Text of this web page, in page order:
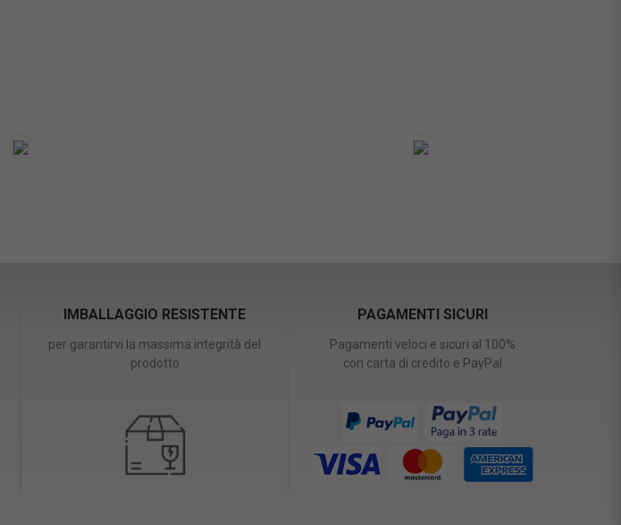
IMBALLAGGIO RESISTENTE
per garantirvi la massima integrità del
prodotto
PAGAMENTI SICURI
Pagamenti veloci e sicuri al 100%
con carta di credito e PayPal